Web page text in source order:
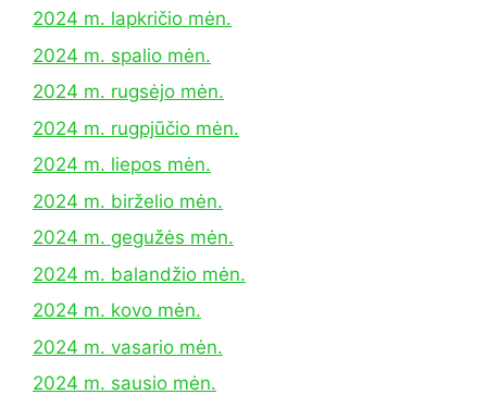
2024 m. lapkričio mėn.
2024 m. spalio mėn.
2024 m. rugsėjo mėn.
2024 m. rugpjūčio mėn.
2024 m. liepos mėn.
2024 m. birželio mėn.
2024 m. gegužės mėn.
2024 m. balandžio mėn.
2024 m. kovo mėn.
2024 m. vasario mėn.
2024 m. sausio mėn.